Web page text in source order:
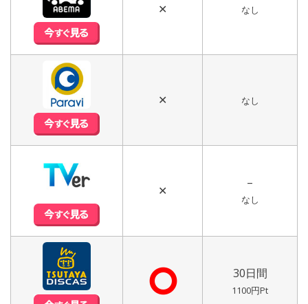
✕ なし
✕ なし
✕
–
なし
⭘ 30日間
1100円Pt